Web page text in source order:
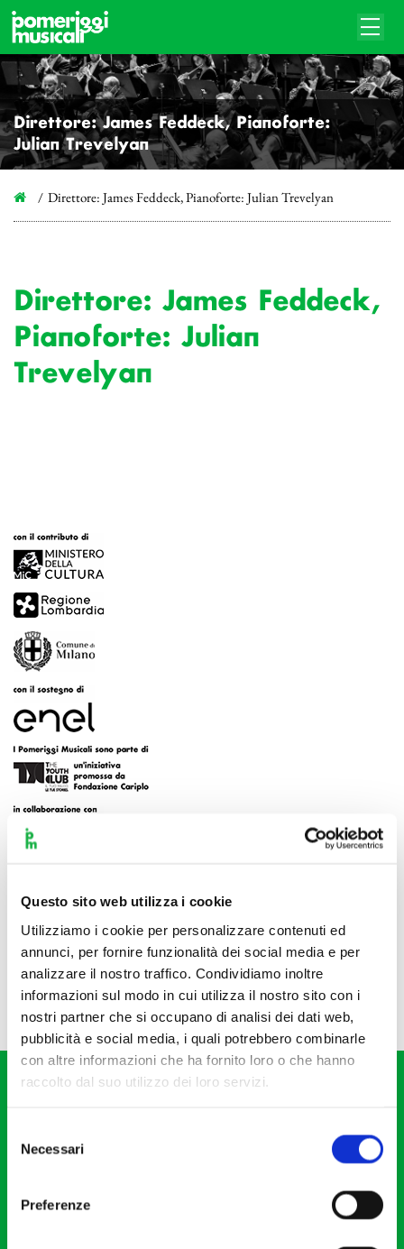
Questo sito web utilizza i cookie
Utilizziamo i cookie per personalizzare contenuti ed
annunci, per fornire funzionalità dei social media e per
analizzare il nostro traffico. Condividiamo inoltre
informazioni sul modo in cui utilizza il nostro sito con i
nostri partner che si occupano di analisi dei dati web,
pubblicità e social media, i quali potrebbero combinarle
con altre informazioni che ha fornito loro o che hanno
raccolto dal suo utilizzo dei loro servizi.
delNecessari
Preferenze
Direttore: James Feddeck, Pianoforte:
Julian Trevelyan
Direttore: James Feddeck, Pianoforte: Julian Trevelyan
Direttore: James Feddeck,
Pianoforte: Julian
Trevelyan
Via S. Giovanni sul Muro, 2